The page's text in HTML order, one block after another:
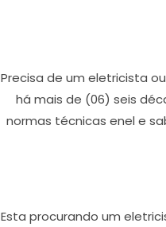
Precisa de um eletricista
há mais de (06) seis
normas técnicas enel e
Esta procurando um